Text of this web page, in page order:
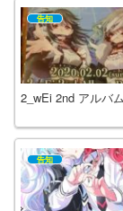
告知
2_wEi 2nd アルバ
告知